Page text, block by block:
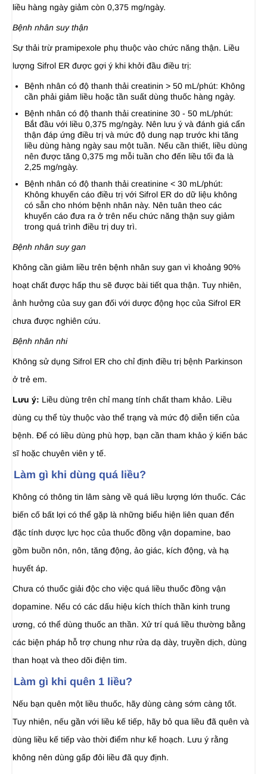
liều hàng ngày giảm còn 0,375 mg/ngày.
Bệnh nhân suy thận
Sự thải trừ pramipexole phụ thuộc vào chức năng thận. Liều
lượng Sifrol ER được gợi ý khi khởi đầu điều trị:
Bệnh nhân có độ thanh thải creatinin > 50 mL/phút: Không
cần phải giảm liều hoặc tần suất dùng thuốc hàng ngày.
Bệnh nhân có độ thanh thải creatinine 30 - 50 mL/phút:
Bắt đầu với liều 0,375 mg/ngày. Nên lưu ý và đánh giá cẩn
thận đáp ứng điều trị và mức độ dung nạp trước khi tăng
liều dùng hàng ngày sau một tuần. Nếu cần thiết, liều dùng
nên được tăng 0,375 mg mỗi tuần cho đến liều tối đa là
2,25 mg/ngày.
Bệnh nhân có độ thanh thải creatinine < 30 mL/phút:
Không khuyến cáo điều trị với Sifrol ER do dữ liệu không
có sẵn cho nhóm bệnh nhân này. Nên tuân theo các
khuyến cáo đưa ra ở trên nếu chức năng thận suy giảm
trong quá trình điều trị duy trì.
Bệnh nhân suy gan
Không cần giảm liều trên bệnh nhân suy gan vì khoảng 90%
hoạt chất được hấp thu sẽ được bài tiết qua thận. Tuy nhiên,
ảnh hưởng của suy gan đối với dược động học của Sifrol ER
chưa được nghiên cứu.
Bệnh nhân nhi
Không sử dụng Sifrol ER cho chỉ định điều trị bệnh Parkinson
ở trẻ em.
Lưu ý: Liều dùng trên chỉ mang tính chất tham khảo. Liều
dùng cụ thể tùy thuộc vào thể trạng và mức độ diễn tiến của
bệnh. Để có liều dùng phù hợp, bạn cần tham khảo ý kiến bác
sĩ hoặc chuyên viên y tế.
Làm gì khi dùng quá liều?
Không có thông tin lâm sàng về quá liều lượng lớn thuốc. Các
biến cố bất lợi có thể gặp là những biểu hiện liên quan đến
đặc tính dược lực học của thuốc đồng vận dopamine, bao
gồm buồn nôn, nôn, tăng động, ảo giác, kích động, và hạ
huyết áp.
Chưa có thuốc giải độc cho việc quá liều thuốc đồng vận
dopamine. Nếu có các dấu hiệu kích thích thần kinh trung
ương, có thể dùng thuốc an thần. Xử trí quá liều thường bằng
các biện pháp hỗ trợ chung như rửa dạ dày, truyền dịch, dùng
than hoạt và theo dõi điện tim.
Làm gì khi quên 1 liều?
Nếu bạn quên một liều thuốc, hãy dùng càng sớm càng tốt.
Tuy nhiên, nếu gần với liều kế tiếp, hãy bỏ qua liều đã quên và
dùng liều kế tiếp vào thời điểm như kế hoạch. Lưu ý rằng
không nên dùng gấp đôi liều đã quy định.